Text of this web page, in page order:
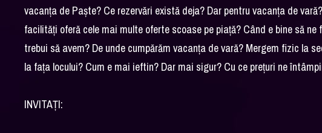
vacanța de Paște? Ce rezervări există deja? Dar pentru vacanța de
facilități oferă cele mai multe oferte scoase pe piață? Când e bine să
trebui să avem? De unde cumpărăm vacanța de vară? Mergem fizic la
la fața locului? Cum e mai ieftin? Dar mai sigur? Cu ce prețuri ne
INVITAȚI: